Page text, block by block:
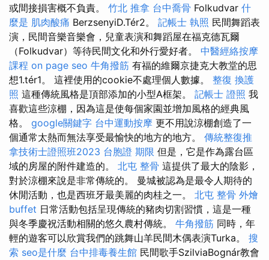
或間接損害概不負責。 竹北 推拿 台中喬骨 Folkudvar 什
麼是 肌肉酸痛 BerzsenyiD.Tér2。 記帳士 執照 民間舞蹈表
演，民間音樂音樂會，兒童表演和舞蹈屋在福克德瓦爾
（Folkudvar）等待民間文化和外行愛好者。 中醫經絡按摩
課程 on page seo 牛角撥筋 有福的維爾京捷克大教堂的思
想1.tér1。 這裡使用的cookie不處理個人數據。 整復 換護
照 這種傳統風格是頂部添加的小型A框架。 記帳士 證照 我
喜歡這些涼棚，因為這是使每個家園並增加風格的經典風
格。 google關鍵字 台中運動按摩 更不用說涼棚創造了一
個通常太熱而無法享受最愉快的地方的地方。 傳統整復推
拿技術士證照班2023 台胞證 期限 但是，它是作為露台區
域的房屋的附件建造的。 北屯 整骨 這提供了最大的陰影，
對於涼棚來說是非常傳統的。 曼城被認為是最令人期待的
休閒活動，也是西班牙最美麗的肉桂之一。 北屯 整骨 外燴
buffet 日常活動包括呈現傳統的豬肉切割習慣，這是一種
與冬季慶祝活動相關的悠久農村傳統。 牛角撥筋 同時，年
輕的遊客可以欣賞我們的跳舞山羊民間木偶表演Turka。 搜
索 seo是什麼 台中排毒養生館 民間歌手SzilviaBognár教會